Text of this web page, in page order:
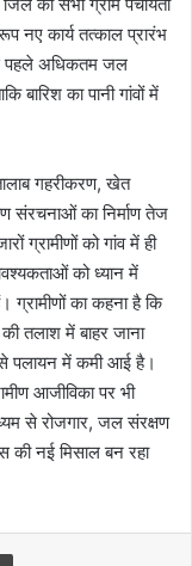
नए कार्य तत्काल प्रारंभ
पहले अधिकतम जल
बारिश का पानी गांवों में
गहरीकरण, खेत
संरचनाओं का निर्माण तेज
ग्रामीणों को गांव में ही
को ध्यान में
ग्रामीणों का कहना है कि
तलाश में बाहर जाना
से पलायन में कमी आई है।
आजीविका पर भी
से रोजगार, जल संरक्षण
की नई मिसाल बन रहा